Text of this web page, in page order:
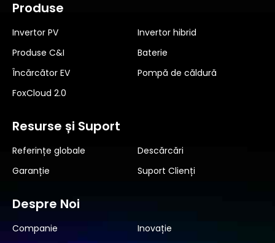
Produse
Invertor PV
Invertor hibrid
Produse C&I
Baterie
Încărcător EV
Pompă de căldură
FoxCloud 2.0
Resurse și Suport
Referințe globale
Descărcări
Garanție
Suport Clienți
Despre Noi
Companie
Inovație